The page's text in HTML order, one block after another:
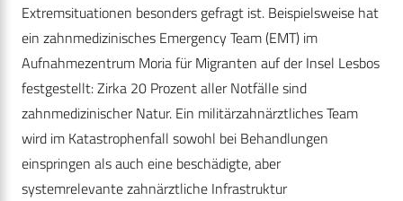
Extremsituationen besonders gefragt ist. Beispielsweise hat
ein zahnmedizinisches Emergency Team (EMT) im
Aufnahmezentrum Moria für Migranten auf der Insel Lesbos
festgestellt: Zirka 20 Prozent aller Notfälle sind
zahnmedizinischer Natur. Ein militärzahnärztliches Team
wird im Katastrophenfall sowohl bei Behandlungen
einspringen als auch eine beschädigte, aber
systemrelevante zahnärztliche Infrastruktur